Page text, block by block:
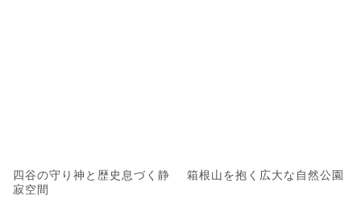
四谷の守り神と歴史息づく静
寂空間
箱根山を抱く広大な自然公園